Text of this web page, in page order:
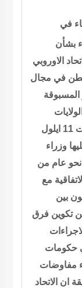
في
بشأن
الاوروبي
في مجال
المسبوقة
المتحدة في حربها ضد الارهاب بعد هجمات 11 ايلول
عليها وزراء
نحو عام من
مع
بين
تكوين فرق
حكومات
مفاوضات
ان الاتحاد